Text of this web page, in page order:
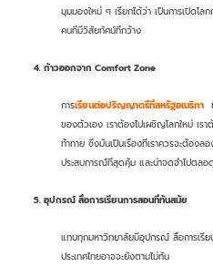
มุมมองใหม่ ๆ เรียกได้ว่า เป็นการเปิดโล
คนที่มีวิสัยทัศน์ที่กว้าง
4. ก้าวออกจาก Comfort Zone
การเรียนต่อปริญญาตรีที่สหรัฐอเมริกา
ของตัวเอง เราต้องไปเผชิญโลกใหม่ เ
ท้าทาย ซึ่งมันเป็นเรื่องที่เราควรจะต้องล
ประสบการณ์ที่สุดคุ้ม และน่าจดจำไปตลอ
5. อุปกรณ์ สื่อการเรียนการสอนที่ทันสมัย
แทบทุกมหาวิทยาลัยมีอุปกรณ์ สื่อการเรี
ประเทศไทยอาจจะยังตามไม่ทัน